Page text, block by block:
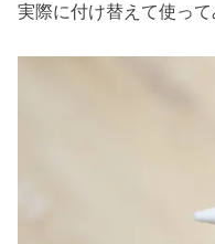
実際に付け替えて使って